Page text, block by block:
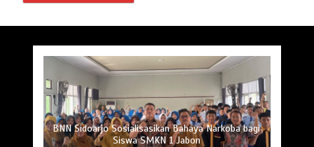
BNN Sidoarjo Sosialisasikan Bahaya Narkoba bagi
Siswa SMKN 1 Jabon